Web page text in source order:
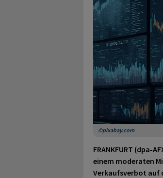
©pixabay.com
FRANKFURT (dpa-
einem moderaten
Verkaufsverbot auf